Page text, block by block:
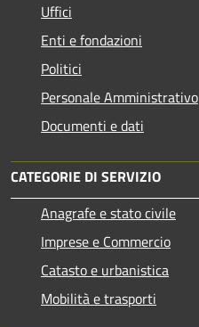
Uffici
Enti e fondazioni
Politici
Personale Amministrativo
Documenti e dati
CATEGORIE DI SERVIZIO
Anagrafe e stato civile
Imprese e Commercio
Catasto e urbanistica
Mobilità e trasporti